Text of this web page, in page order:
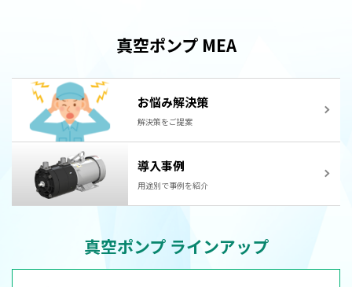
真空ポンプ MEA
お悩み解決策
解決策をご提案
導入事例
用途別で事例を紹介
真空ポンプ ラインアップ